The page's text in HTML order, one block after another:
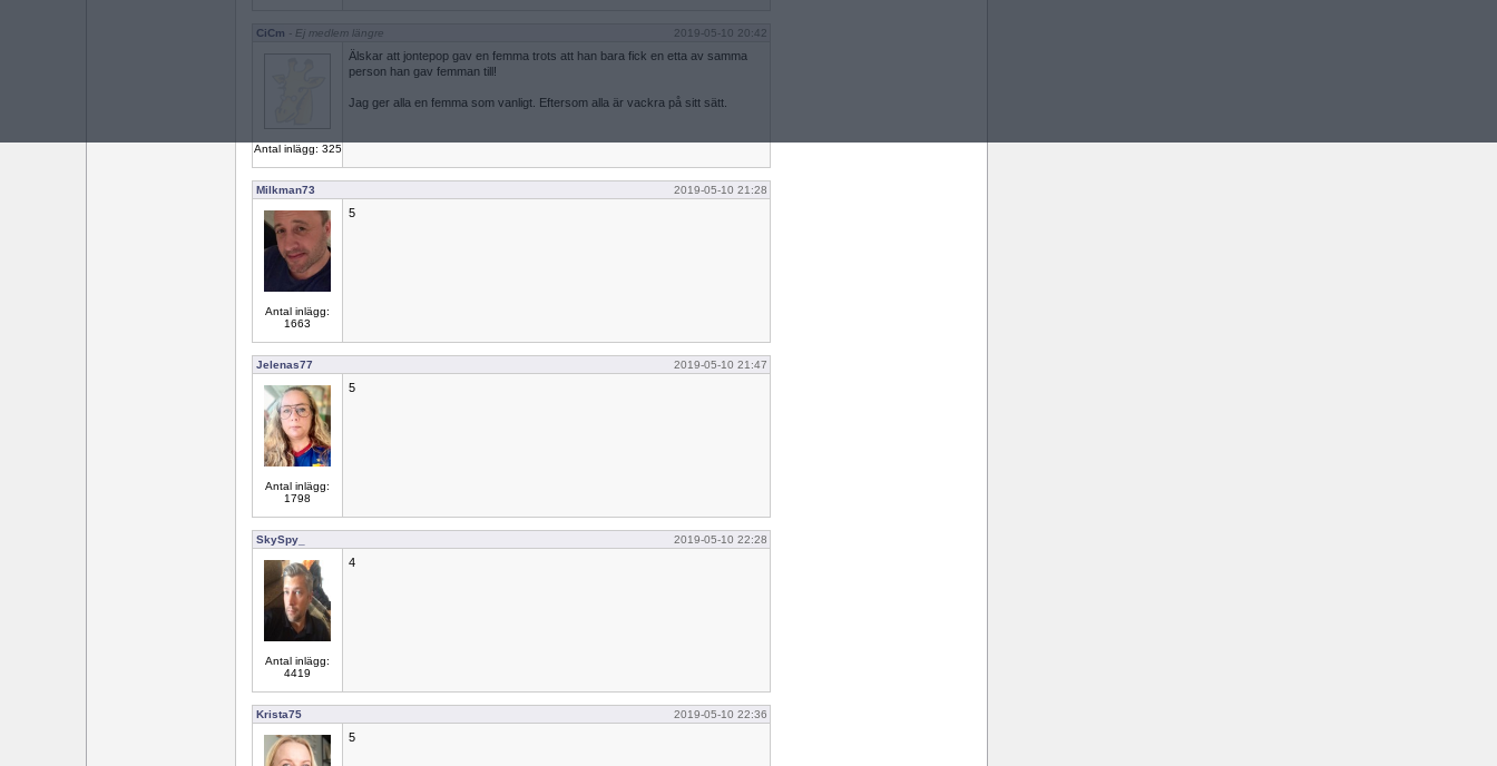
CiCm - Ej medlem längre 2019-05-10 20:42
Antal inlägg: 325
Älskar att jontepop gav en femma trots att han bara fick en etta av samma
person han gav femman till!
Jag ger alla en femma som vanligt. Eftersom alla är vackra på sitt sätt.
Milkman73 2019-05-10 21:28
Antal inlägg:
1663
5
Jelenas77 2019-05-10 21:47
Antal inlägg:
1798
5
SkySpy_ 2019-05-10 22:28
Antal inlägg:
4419
4
Krista75 2019-05-10 22:36
5